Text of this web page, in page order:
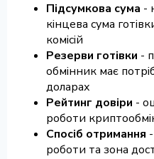
Підсумкова сума -
кінцева сума
комісій
Резерви готівки -
обмінник має
доларах
Рейтинг довіри -
роботи
Спосіб отримання
роботи та зона